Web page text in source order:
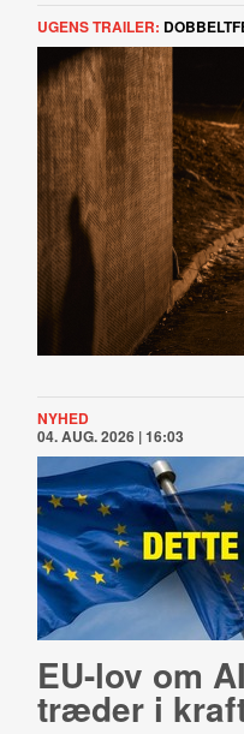
UGENS TRAILER:
NYHED
04. AUG. 2026 | 16:03
EU-lov om
træder i